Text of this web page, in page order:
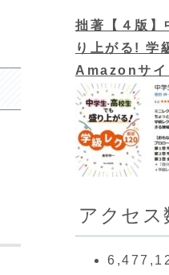
拙著【４版】
り上がる! 学
Amazonサイ
アクセス